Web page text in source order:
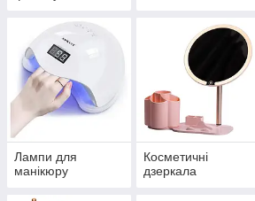
Лампи для
манікюру
Косметичні
дзеркала